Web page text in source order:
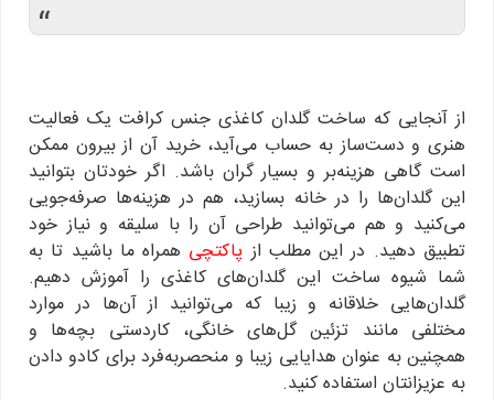
“
از آنجایی که ساخت گلدان کاغذی جنس کرافت یک فعالیت
هنری و دست‌ساز به حساب می‌آید، خرید آن از بیرون ممکن
است گاهی هزینه‌بر و بسیار گران باشد. اگر خودتان بتوانید
این گلدان‌ها را در خانه بسازید، هم در هزینه‌ها صرفه‌جویی
می‌کنید و هم می‌توانید طراحی آن را با سلیقه و نیاز خود
تطبیق دهید. در این مطلب از پاکتچی همراه ما باشید تا به
شما شیوه ساخت این گلدان‌های کاغذی را آموزش دهیم.
گلدان‌هایی خلاقانه و زیبا که می‌توانید از آن‌ها در موارد
مختلفی مانند تزئین گل‌های خانگی، کاردستی بچه‌ها و
همچنین به عنوان هدایایی زیبا و منحصربه‌فرد برای کادو دادن
به عزیزانتان استفاده کنید.